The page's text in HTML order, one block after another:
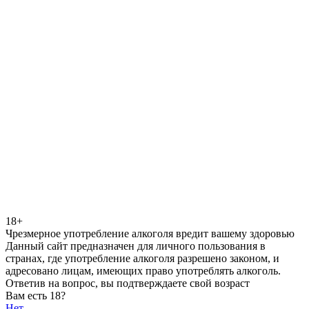
18+
Чрезмерное употребление алкоголя вредит вашему здоровью
Данный сайт предназначен для личного пользования в
странах, где употребление алкоголя разрешено законом, и
адресовано лицам, имеющих право употреблять алкоголь.
Ответив на вопрос, вы подтверждаете свой возраст
Вам есть 18?